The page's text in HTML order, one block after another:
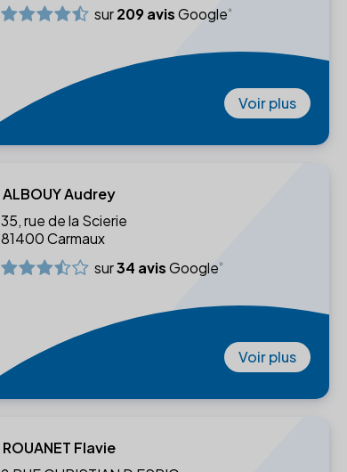
sur209 avisGoogle
Voir plus
ALBOUY Audrey
35, rue de la Scierie
81400 Carmaux
sur34 avisGoogle
Voir plus
ROUANET Flavie